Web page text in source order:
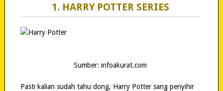
1. HARRY POTTER SERIES
Sumber: infoakurat.com
Pasti kalian sudah tahu dong, Harry Potter sang penyihir